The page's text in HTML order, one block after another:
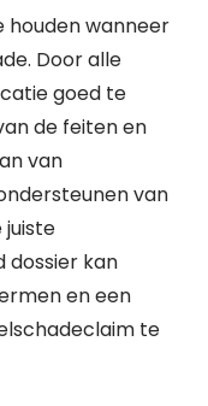
houden wanneer
Door alle
goed te
de feiten en
van
van
juiste
dossier kan
en een
te